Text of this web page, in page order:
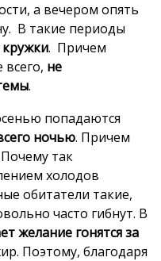
а вечером опять
В такие периоды
. Причем
не
.
попадаются
ночью. Причем
так
холодов
обитатели такие,
часто гибнут. В
желание гонятся за
Поэтому, благодаря